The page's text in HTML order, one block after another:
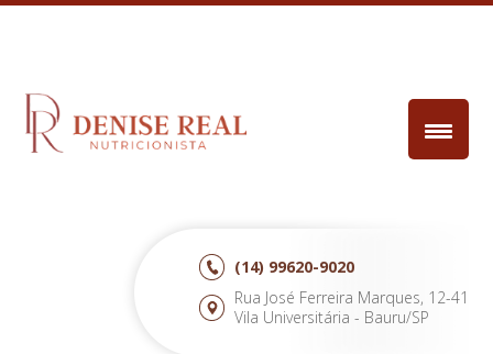
(14) 99620-9020
Rua José Ferreira Marques, 12-41
Vila Universitária - Bauru/SP